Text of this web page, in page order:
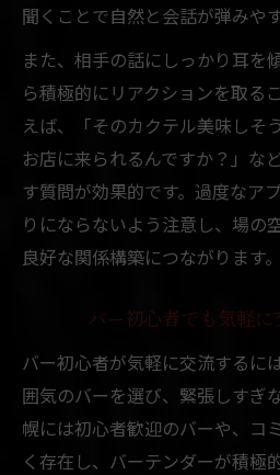
聞くことで自然と会話が弾みや
また、相手の話にしっかり耳を
ら積極的にリアクションを取る
えば、「そのカクテル美味しそ
お店に来られるんですか？」な
す質問が効果的です。過度なア
りにならないよう注意し、場の
良好な関係構築につながります。
バー初心者でも気軽に
バー初心者が気軽に交流するに
囲気のバーを選び、緊張しすぎ
幌には初心者歓迎のバーや、コ
く存在し、バーテンダーが積極